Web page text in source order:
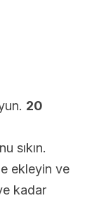
20
sıkın.
ekleyin ve
kadar